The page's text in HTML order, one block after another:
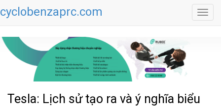
cyclobenzaprc.com
Tesla: Lịch sử tạo ra và ý nghĩa biểu